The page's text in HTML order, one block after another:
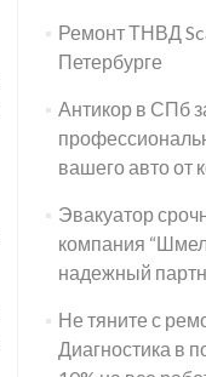
Ремонт ТНВД
Петербурге
Антикор в СПб
вашего авто от
Эвакуатор
компания
надежный
Не тяните с
Диагностика в